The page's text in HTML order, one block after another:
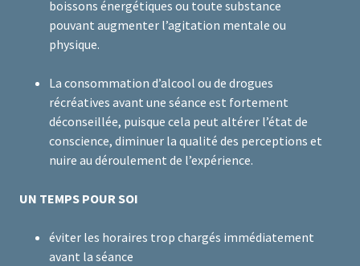
boissons énergétiques ou toute substance
pouvant augmenter l’agitation mentale ou
physique.
La consommation d’alcool ou de drogues
récréatives avant une séance est fortement
déconseillée, puisque cela peut altérer l’état de
conscience, diminuer la qualité des perceptions et
nuire au déroulement de l’expérience.
UN TEMPS POUR SOI
éviter les horaires trop chargés immédiatement
avant la séance